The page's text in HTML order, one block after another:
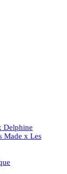
Delphine
Made x Les